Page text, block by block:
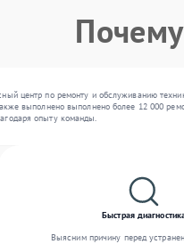
центр по ремонту и обслуживанию
выполнено выполнено более 12 000
опыту команды.
Быстрая
Выясним причину перед